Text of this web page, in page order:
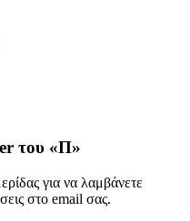
του «Π»
για να λαμβάνετε
στο email σας.